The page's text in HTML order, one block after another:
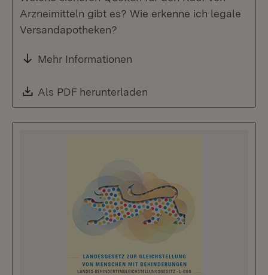
Arzneimitteln gibt es? Wie erkenne ich legale
Versandapotheken?
Mehr Informationen
Download:
Als PDF herunterladen